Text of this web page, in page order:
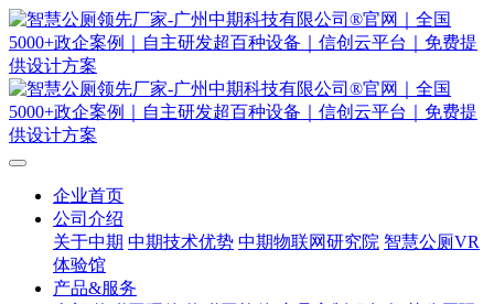
企业首页
公司介绍
关于中期 中期技术优势 中期物联网研究院 智慧公厕VR
体验馆
产品&服务